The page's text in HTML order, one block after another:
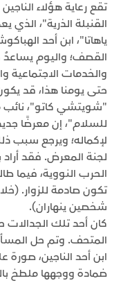
تقع رعاية هؤلاء
ياهاتا"، ابن أحد
القصف؛ واليوم يساعدُ
والخدمات الاجتماعية
حتى يومنا هذا، قد
"شويتشي كاتو"، نائب
لإكماله؛ ويرجع سبب
لجنة المعرض. فقد
الحرب النووية، فيما
تكون صادمة للزوار.
شخصين ينهاران).
كان أحد تلك الجدالات
المتحف. وتم حل
ابن أحد الناجين، صورة
ضمادة ووجهها ملطخ